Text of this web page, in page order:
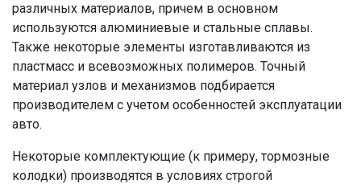
различных материалов, причем в основном
используются алюминиевые и стальные сплавы.
Также некоторые элементы изготавливаются из
пластмасс и всевозможных полимеров. Точный
материал узлов и механизмов подбирается
производителем с учетом особенностей эксплуатации
авто.
Некоторые комплектующие (к примеру, тормозные
колодки) производятся в условиях строгой